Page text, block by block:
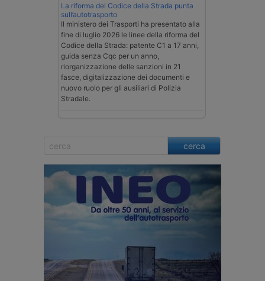
La riforma del Codice della Strada punta
sull’autotrasporto
Il ministero dei Trasporti ha presentato alla
fine di luglio 2026 le linee della riforma del
Codice della Strada: patente C1 a 17 anni,
guida senza Cqc per un anno,
riorganizzazione delle sanzioni in 21
fasce, digitalizzazione dei documenti e
nuovo ruolo per gli ausiliari di Polizia
Stradale.
cerca